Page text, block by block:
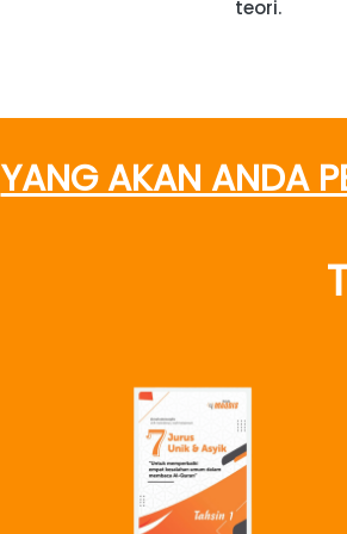
teori.
YANG AKAN ANDA